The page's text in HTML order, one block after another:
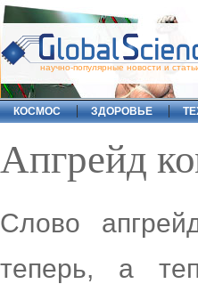
научно-популярные новости и
КОСМОС ЗДОРОВЬЕ
Апгрейд
Слово
теперь, а